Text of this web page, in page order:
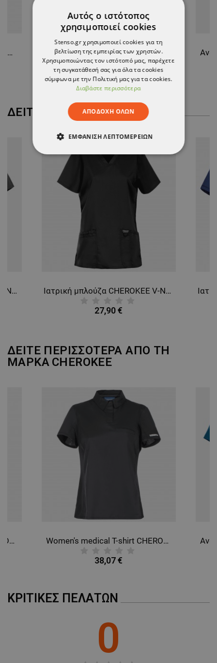
Ανδρική ιατρική μπλούζα NOBBY DARK GREY Παντελόνι NOBBY STRAIGHT BLACK
15,13 €
ΔΕΊΤΕ ΠΕΡΙΣΣΌΤΕΡΑ
Ιατρική μπλούζα CHEROKEE V-NECK GREY WWE670. Men's Ιατρική μπλούζα CHEROKEE V-NECK BLACK WWE620
27,90 €
ΔΕΙΤΕ ΠΕΡΙΣΣΟΤΕΡΑ ΑΠΟ ΤΗ
ΜΑΡΚΑ CHEROKEE
Women's medical T-shirt CHEROKEE BLACK WWE698. Women's medical T-shirt CHEROKEE GREY WWE698.
38,07 €
ΚΡΙΤΙΚΈΣ ΠΕΛΑΤΏΝ
0
Αυτός ο ιστότοπος
χρησιμοποιεί cookies
Stenso.gr χρησιμοποιεί cookies για τη
βελτίωση της εμπειρίας των χρηστών.
Χρησιμοποιώντας τον ιστότοπό μας, παρέχετε
τη συγκατάθεσή σας για όλα τα cookies
σύμφωνα με την Πολιτική μας για τα cookies.
Διαβάστε περισσότερα
ΑΠΟΔΟΧΉ ΌΛΩΝ
ΕΜΦΆΝΙΣΗ ΛΕΠΤΟΜΕΡΕΙΏΝ
ΑΠΟΛΎΤΩΣ ΑΠΑΡΑΊΤΗΤΑ
ΣΤΌΧΕΥΣΗΣ
ΛΕΙΤΟΥΡΓΙΚΌΤΗΤΑΣ
ΜΗ ΤΑΞΙΝΟΜΗΜΈΝΑ